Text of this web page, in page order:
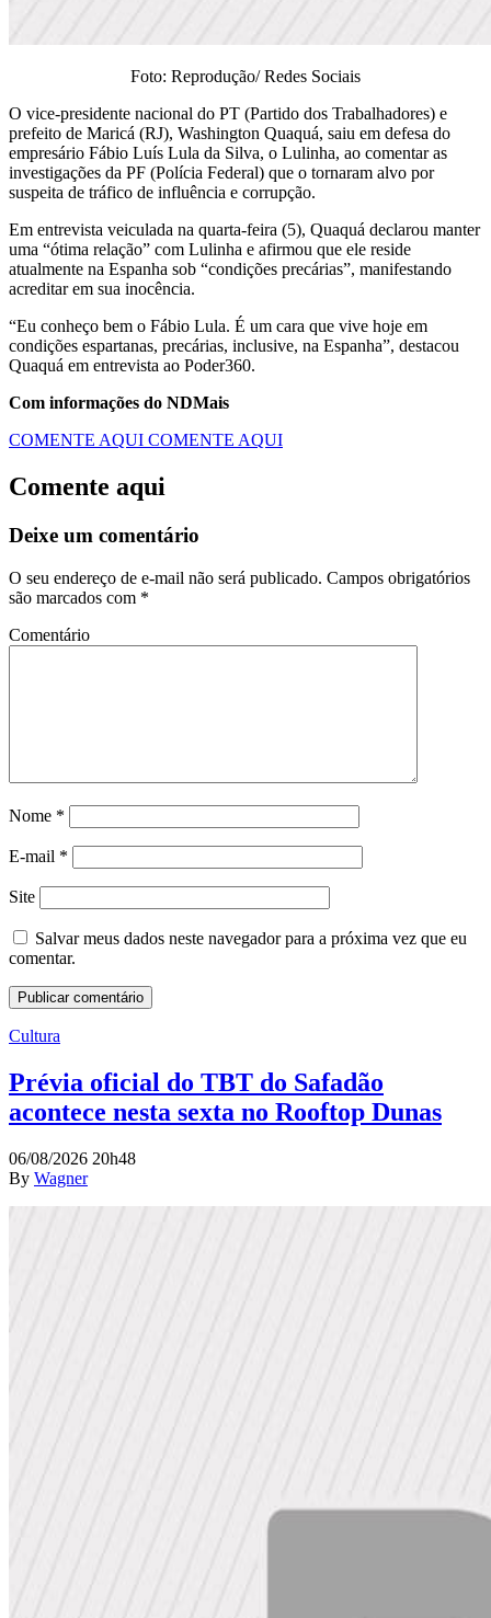
Foto: Reprodução/ Redes Sociais
O vice-presidente nacional do PT (Partido dos Trabalhadores) e
prefeito de Maricá (RJ), Washington Quaquá, saiu em defesa do
empresário Fábio Luís Lula da Silva, o Lulinha, ao comentar as
investigações da PF (Polícia Federal) que o tornaram alvo por
suspeita de tráfico de influência e corrupção.
Em entrevista veiculada na quarta-feira (5), Quaquá declarou manter
uma “ótima relação” com Lulinha e afirmou que ele reside
atualmente na Espanha sob “condições precárias”, manifestando
acreditar em sua inocência.
“Eu conheço bem o Fábio Lula. É um cara que vive hoje em
condições espartanas, precárias, inclusive, na Espanha”, destacou
Quaquá em entrevista ao Poder360.
Com informações do NDMais
COMENTE AQUI COMENTE AQUI
Comente aqui
Deixe um comentário
O seu endereço de e-mail não será publicado. Campos obrigatórios
são marcados com *
Comentário
Nome *
E-mail *
Site
Salvar meus dados neste navegador para a próxima vez que eu
comentar.
Cultura
Prévia oficial do TBT do Safadão
acontece nesta sexta no Rooftop Dunas
06/08/2026 20h48
By Wagner